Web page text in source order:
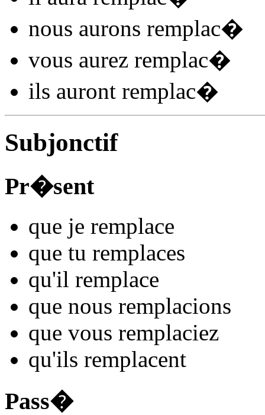
nous aurons remplac�
vous aurez remplac�
ils auront remplac�
Subjonctif
Pr�sent
que je remplace
que tu remplaces
qu'il remplace
que nous remplacions
que vous remplaciez
qu'ils remplacent
Pass�